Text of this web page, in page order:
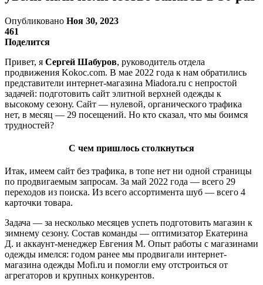
Опубликовано Ноя 30, 2023
461
Поделится
Привет, я Сергей Шабуров, руководитель отдела
продвижения Kokoc.com. В мае 2022 года к нам обратились
представители интернет-магазина Miadora.ru с непростой
задачей: подготовить сайт элитной верхней одежды к
высокому сезону. Сайт — нулевой, органического трафика
нет, в месяц — 29 посещений. Но кто сказал, что мы боимся
трудностей?
С чем пришлось столкнуться
Итак, имеем сайт без трафика, в топе нет ни одной страницы
по продвигаемым запросам. За май 2022 года — всего 29
переходов из поиска. Из всего ассортимента шуб — всего 4
карточки товара.
Задача — за несколько месяцев успеть подготовить магазин к
зимнему сезону. Состав команды — оптимизатор Екатерина
Д. и аккаунт-менеджер Евгения М. Опыт работы с магазинами
одежды имелся: годом ранее мы продвигали интернет-
магазина одежды Mofi.ru и помогли ему отстроиться от
агрегаторов и крупных конкурентов.